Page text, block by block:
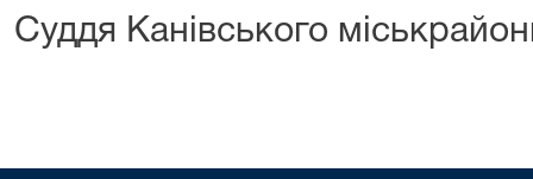
Суддя Канівського